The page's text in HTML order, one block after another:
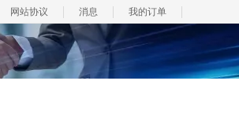
网站协议 消息 我的订单